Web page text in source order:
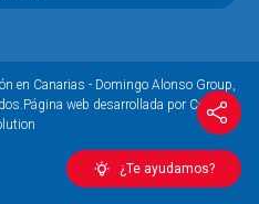
¿Te ayudamos?
en Canarias - Domingo Alonso Group,
Página web desarrollada por Coco